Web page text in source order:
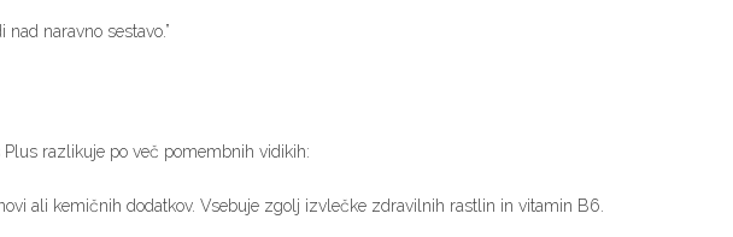
naravno sestavo.”
razlikuje po več pomembnih vidikih:
ali kemičnih dodatkov. Vsebuje zgolj izvlečke zdravilnih rastlin in vitamin B6.